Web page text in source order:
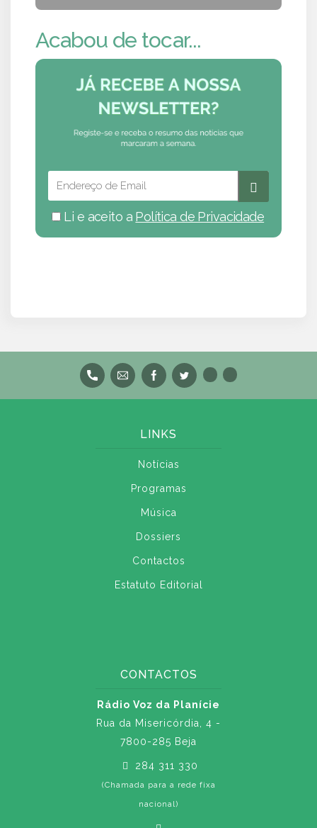
Acabou de tocar...
Li e aceito a Política de Privacidade
LINKS
Notícias
Programas
Música
Dossiers
Contactos
Estatuto Editorial
CONTACTOS
Rádio Voz da Planície
Rua da Misericórdia, 4 -
7800-285 Beja
284 311 330
(Chamada para a rede fixa
nacional)